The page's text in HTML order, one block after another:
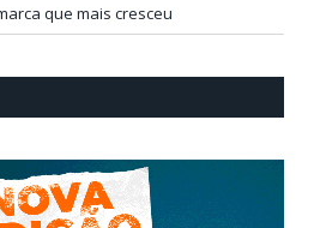
que mais cresceu